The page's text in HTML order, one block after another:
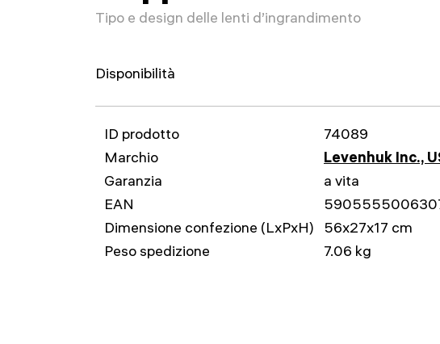
Tipo e design delle lenti d’ingrandimento
Disponibilità
ID prodotto
74089
Marchio
Levenhuk Inc.,
Garanzia
a vita
EAN
Dimensione confezione (LxPxH)
56x27x17 cm
Peso spedizione
7.06 kg